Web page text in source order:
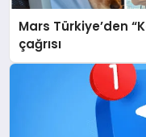
Mars Türkiye’den
çağrısı